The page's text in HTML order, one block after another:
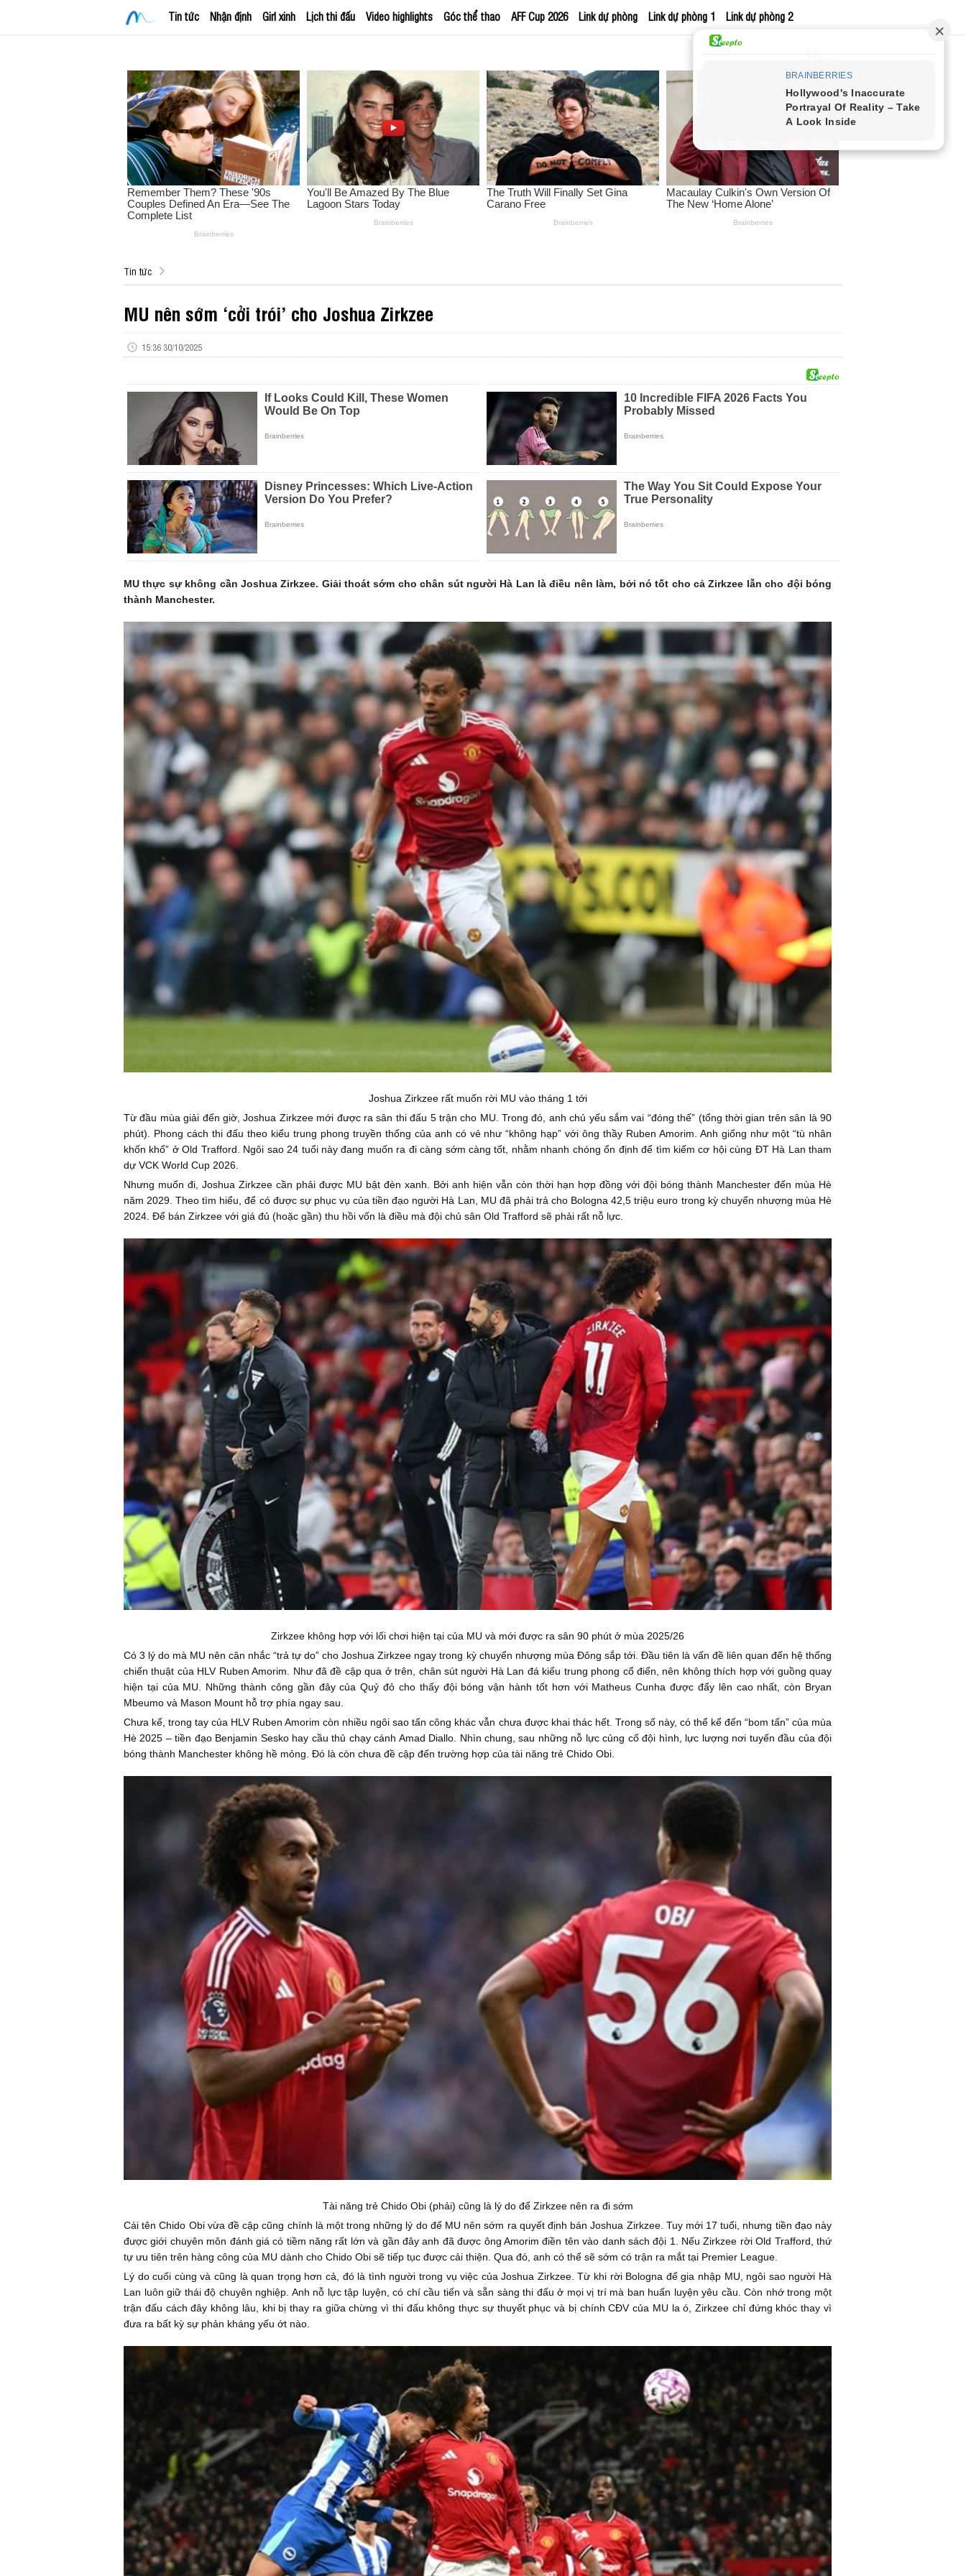
Tin tức Nhận định Girl xinh Lịch thi đấu Video highlights Góc thể thao AFF Cup 2026 Link dự phòng Link dự phòng 1 Link dự phòng 2
Tin tức
MU nên sớm ‘cởi trói’ cho Joshua Zirkzee
15:36 30/10/2025
MU thực sự không cần Joshua Zirkzee. Giải thoát sớm cho chân sút người Hà Lan là điều nên làm, bởi nó tốt cho cả Zirkzee lẫn cho đội bóng
thành Manchester.
Joshua Zirkzee rất muốn rời MU vào tháng 1 tới
Từ đầu mùa giải đến giờ, Joshua Zirkzee mới được ra sân thi đấu 5 trận cho MU. Trong đó, anh chủ yếu sắm vai “đóng thế” (tổng thời gian trên sân là 90
phút). Phong cách thi đấu theo kiểu trung phong truyền thống của anh có vẻ như “không hạp” với ông thầy Ruben Amorim. Anh giống như một “tù nhân
khốn khổ” ở Old Trafford. Ngôi sao 24 tuổi này đang muốn ra đi càng sớm càng tốt, nhằm nhanh chóng ổn định để tìm kiếm cơ hội cùng ĐT Hà Lan tham
dự VCK World Cup 2026.
Nhưng muốn đi, Joshua Zirkzee cần phải được MU bật đèn xanh. Bởi anh hiện vẫn còn thời hạn hợp đồng với đội bóng thành Manchester đến mùa Hè
năm 2029. Theo tìm hiểu, để có được sự phục vụ của tiền đạo người Hà Lan, MU đã phải trả cho Bologna 42,5 triệu euro trong kỳ chuyển nhượng mùa Hè
2024. Để bán Zirkzee với giá đủ (hoặc gần) thu hồi vốn là điều mà đội chủ sân Old Trafford sẽ phải rất nỗ lực.
Zirkzee không hợp với lối chơi hiện tại của MU và mới được ra sân 90 phút ở mùa 2025/26
Có 3 lý do mà MU nên cân nhắc “trả tự do” cho Joshua Zirkzee ngay trong kỳ chuyển nhượng mùa Đông sắp tới. Đầu tiên là vấn đề liên quan đến hệ thống
chiến thuật của HLV Ruben Amorim. Như đã đề cập qua ở trên, chân sút người Hà Lan đá kiểu trung phong cổ điển, nên không thích hợp với guồng quay
hiện tại của MU. Những thành công gần đây của Quỷ đỏ cho thấy đội bóng vận hành tốt hơn với Matheus Cunha được đẩy lên cao nhất, còn Bryan
Mbeumo và Mason Mount hỗ trợ phía ngay sau.
Chưa kể, trong tay của HLV Ruben Amorim còn nhiều ngôi sao tấn công khác vẫn chưa được khai thác hết. Trong số này, có thể kể đến “bom tấn” của mùa
Hè 2025 – tiền đạo Benjamin Sesko hay cầu thủ chạy cánh Amad Diallo. Nhìn chung, sau những nỗ lực củng cố đội hình, lực lượng nơi tuyến đầu của đội
bóng thành Manchester không hề mỏng. Đó là còn chưa đề cập đến trường hợp của tài năng trẻ Chido Obi.
Tài năng trẻ Chido Obi (phải) cũng là lý do để Zirkzee nên ra đi sớm
Cái tên Chido Obi vừa đề cập cũng chính là một trong những lý do để MU nên sớm ra quyết định bán Joshua Zirkzee. Tuy mới 17 tuổi, nhưng tiền đạo này
được giới chuyên môn đánh giá có tiềm năng rất lớn và gần đây anh đã được ông Amorim điền tên vào danh sách đội 1. Nếu Zirkzee rời Old Trafford, thứ
tự ưu tiên trên hàng công của MU dành cho Chido Obi sẽ tiếp tục được cải thiện. Qua đó, anh có thể sẽ sớm có trận ra mắt tại Premier League.
Lý do cuối cùng và cũng là quan trọng hơn cả, đó là tình người trong vụ việc của Joshua Zirkzee. Từ khi rời Bologna để gia nhập MU, ngôi sao người Hà
Lan luôn giữ thái độ chuyên nghiệp. Anh nỗ lực tập luyện, có chí cầu tiến và sẵn sàng thi đấu ở mọi vị trí mà ban huấn luyện yêu cầu. Còn nhớ trong một
trận đấu cách đây không lâu, khi bị thay ra giữa chừng vì thi đấu không thực sự thuyết phục và bị chính CĐV của MU la ó, Zirkzee chỉ đứng khóc thay vì
đưa ra bất kỳ sự phản kháng yếu ớt nào.